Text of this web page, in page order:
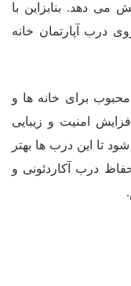
می دهد. بنابزاین با
درب آپارتمان خانه
برای خانه ها و
امنیت و زیبایی
تا این درب ها بهتر
درب آکاردئونی و